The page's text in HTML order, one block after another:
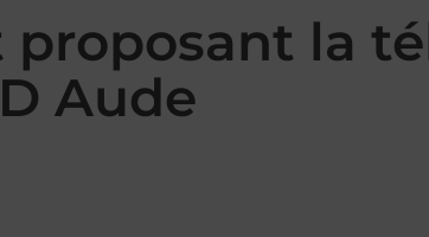
la
Aude